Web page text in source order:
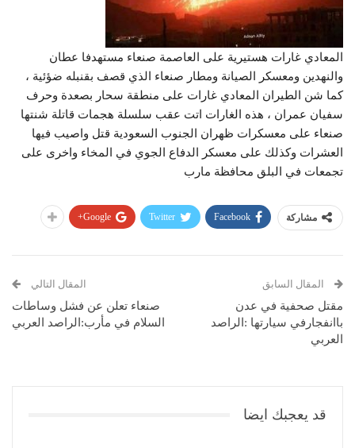
المعادي غارات هستيرية على العاصمة صنعاء مستهدفا عطان
والنهدين ومعسكر الصيانة ومطار صنعاء الذي قصف بقنبله ضؤئية ،
كما شن الطيران المعادي غارات على منطقة سحار بصعدة وحرف
سفيان عمران ، هذه الغارات اتت عقب سلسلة هجمات قاتلة شنتها
صنعاء على معسكرات ظهران الجنوب السعودية قتل واصيب فيها
العشرات وكذلك على معسكر الدفاع الجوي في المخاء واخرى على
تجمعات في البلق محافظة مارب
مشاركة Facebook
Twitter
Google+
المقال السابق
مقتل صحفية في عدن
باانفجارفي سيارتها :الراصد
العربي
المقال التالي
صنعاء تعلن عن فشل وساطات
السلام في مأرب:الراصد العربي
قد يعجبك ايضا